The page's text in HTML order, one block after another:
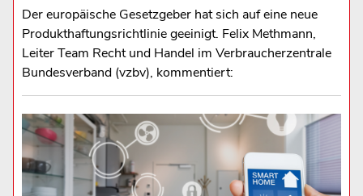
Der europäische Gesetzgeber hat sich auf eine neue
Produkthaftungsrichtlinie geeinigt. Felix Methmann,
Leiter Team Recht und Handel im Verbraucherzentrale
Bundesverband (vzbv), kommentiert: